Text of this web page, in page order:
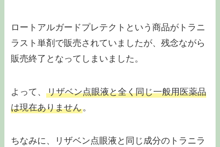
ロートアルガードプレテクトという商品がトラニ
ラスト単剤で販売されていましたが、残念ながら
販売終了となってしまいました。
よって、リザベン点眼液と全く同じ一般用医薬品
は現在ありません。
ちなみに、リザベン点眼液と同じ成分のトラニラ